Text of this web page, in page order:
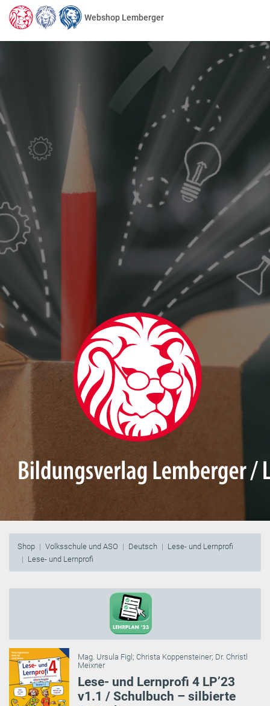
Webshop Lemberger
Shop Volksschule und ASO Deutsch
Lese- und Lernprofi
Lese- und Lernprofi
Mag. Ursula Figl ; Christa Koppensteiner; Dr. Christl
Meixner
Lese- und Lernprofi 4 LP’23
v1.1 / Schulbuch – silbierte